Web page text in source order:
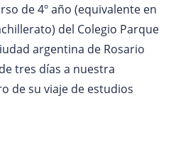
de 4º año (equivalente en
del Colegio Parque
argentina de Rosario
tres días a nuestra
de su viaje de estudios